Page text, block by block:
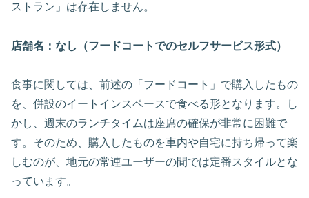
ストラン」は存在しません。
店舗名：なし（フードコートでのセルフサービス形式）
食事に関しては、前述の「フードコート」で購入したもの
を、併設のイートインスペースで食べる形となります。し
かし、週末のランチタイムは座席の確保が非常に困難で
す。そのため、購入したものを車内や自宅に持ち帰って楽
しむのが、地元の常連ユーザーの間では定番スタイルとな
っています。